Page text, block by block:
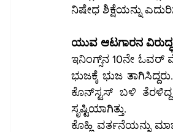
ನಿಷೇಧ ಶಿಕ್ಷೆಯನ್ನು
ಯುವ ಆಟಗಾರನ
ಇನಿಂಗ್ಸ್‌ನ 10ನೇ ಓವರ್‌ ವೇಳೆ ಪಿಚ್‌ನಲ್ಲಿ ಎದುರುಬದುರಾಗಿ ನಡೆದು ಹೋಗುತ್ತಿದ್ದಾಗ ಕೊಹ್ಲಿ ಮತ್ತು ಕೋನ್‌ಸ್ಟಾಸ್‌ ಅವರು
ಭುಜಕ್ಕೆ ಭುಜ
ಕೊನ್‌ಸ್ಟಸ್ ಬಳಿ ತೆರಳಿದ್ದ ಕೊಹ್ಲಿ ಭುಜದಿಂದ ಡಿಕ್ಕಿ ಹೊಡೆದಿದ್ದರು. ಬಳಿಕ ಇಬ್ಬರ ನಡುವೆ ಕಾವೇರಿದ ವಾತಾವರಣ
ಸೃಷ್ಟಿಯಾಗಿತ್ತು.
ಕೊಹ್ಲಿ ವರ್ತನೆಯನ್ನು